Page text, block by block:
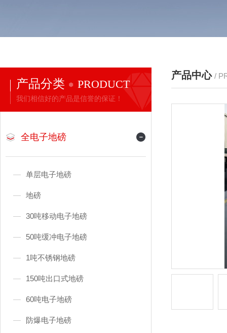
产品分类 PRODUCT
我们相信好的产品是信誉的保证！
全电子地磅
单层电子地磅
地磅
30吨移动电子地磅
50吨缓冲电子地磅
1吨不锈钢地磅
150吨出口式地磅
60吨电子地磅
防爆电子地磅
产品中心 /